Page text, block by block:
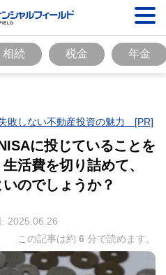
相続 税金 年金
敗しない不動産投資の魅力 [PR]
に投じていることを
活費を切り詰めて、
のでしょうか？
: 2025.06.26
この記事は約 6 分で読めます。